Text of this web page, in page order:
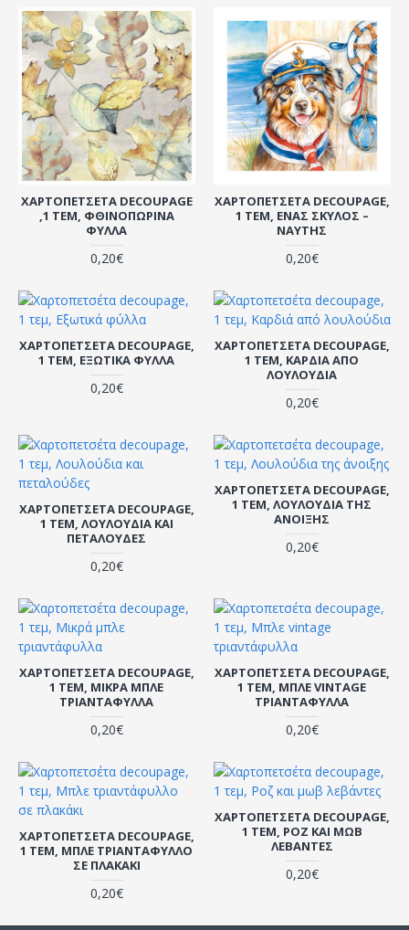
ΧΑΡΤΟΠΕΤΣΈΤΑ DECOUPAGE
,1 ΤΕΜ, ΦΘΙΝΟΠΩΡΙΝΆ
ΦΎΛΛΑ
0,20€
ΧΑΡΤΟΠΕΤΣΈΤΑ DECOUPAGE,
1 ΤΕΜ, ΈΝΑΣ ΣΚΎΛΟΣ –
ΝΑΎΤΗΣ
0,20€
ΧΑΡΤΟΠΕΤΣΈΤΑ DECOUPAGE,
1 ΤΕΜ, ΕΞΩΤΙΚΆ ΦΎΛΛΑ
0,20€
ΧΑΡΤΟΠΕΤΣΈΤΑ DECOUPAGE,
1 ΤΕΜ, ΚΑΡΔΙΆ ΑΠΌ
ΛΟΥΛΟΎΔΙΑ
0,20€
ΧΑΡΤΟΠΕΤΣΈΤΑ DECOUPAGE,
1 ΤΕΜ, ΛΟΥΛΟΎΔΙΑ ΚΑΙ
ΠΕΤΑΛΟΎΔΕΣ
0,20€
ΧΑΡΤΟΠΕΤΣΈΤΑ DECOUPAGE,
1 ΤΕΜ, ΛΟΥΛΟΎΔΙΑ ΤΗΣ
ΆΝΟΙΞΗΣ
0,20€
ΧΑΡΤΟΠΕΤΣΈΤΑ DECOUPAGE,
1 ΤΕΜ, ΜΙΚΡΆ ΜΠΛΕ
ΤΡΙΑΝΤΆΦΥΛΛΑ
0,20€
ΧΑΡΤΟΠΕΤΣΈΤΑ DECOUPAGE,
1 ΤΕΜ, ΜΠΛΕ VINTAGE
ΤΡΙΑΝΤΆΦΥΛΛΑ
0,20€
ΧΑΡΤΟΠΕΤΣΈΤΑ DECOUPAGE,
1 ΤΕΜ, ΜΠΛΕ ΤΡΙΑΝΤΆΦΥΛΛΟ
ΣΕ ΠΛΑΚΆΚΙ
0,20€
ΧΑΡΤΟΠΕΤΣΈΤΑ DECOUPAGE,
1 ΤΕΜ, ΡΟΖ ΚΑΙ ΜΩΒ
ΛΕΒΆΝΤΕΣ
0,20€